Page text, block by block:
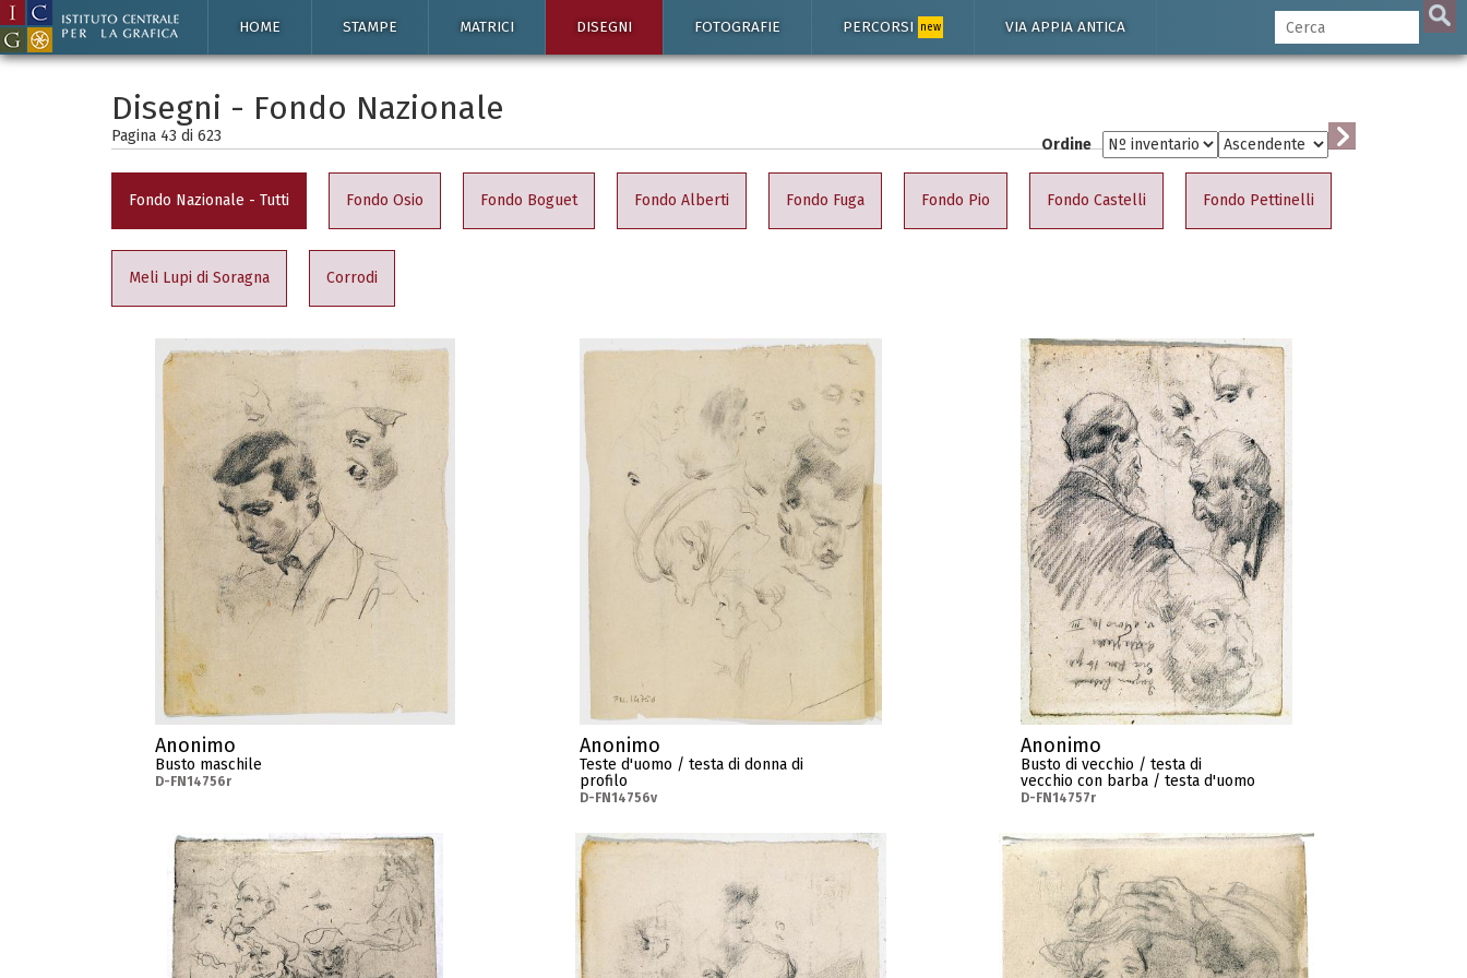
HOME STAMPE MATRICI DISEGNI FOTOGRAFIE PERCORSI new VIA APPIA ANTICA
Disegni - Fondo Nazionale
Pagina 43 di 623 Ordine
Fondo Nazionale - Tutti Fondo Osio Fondo Boguet Fondo Alberti Fondo Fuga Fondo Pio Fondo Castelli Fondo Pettinelli
Meli Lupi di Soragna Corrodi
Anonimo
Busto maschile
D-FN14756r
Anonimo
Teste d'uomo / testa di donna di
profilo
D-FN14756v
Anonimo
Busto di vecchio / testa di
vecchio con barba / testa d'uomo
D-FN14757r